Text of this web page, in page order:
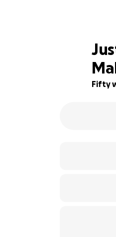
98% complete
Fifty